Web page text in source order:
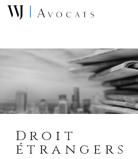
Skip to main content
Droit
étrangers